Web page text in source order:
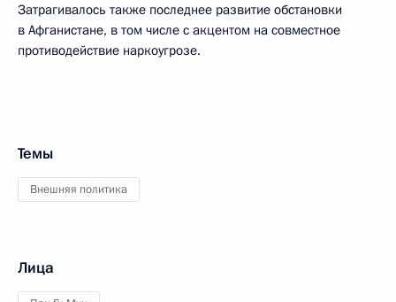
Затрагивалось также последнее развитие обстановки
в Афганистане, в том числе с акцентом на совместное
противодействие наркоугрозе.
Темы
Внешняя политика
Лица